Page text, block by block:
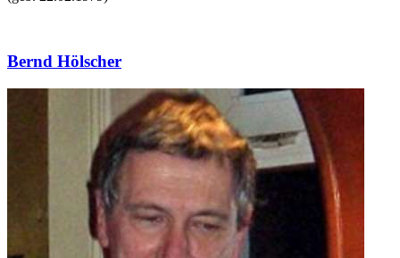
Bernd Hölscher